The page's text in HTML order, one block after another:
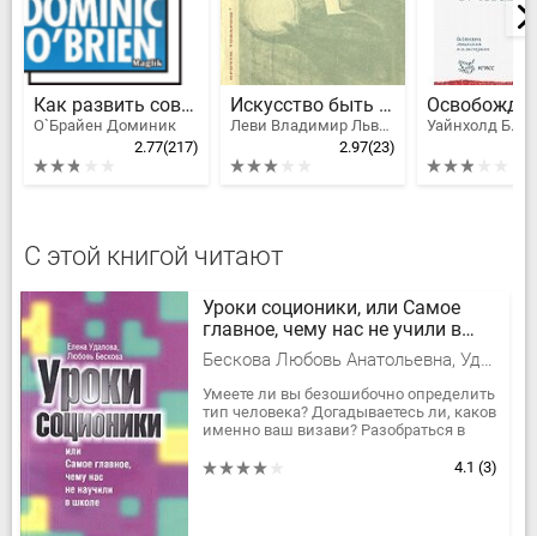
Как развить совершенную память
О`Брайен Доминик
2.77(217)
Искусство быть собой
Леви Владимир Львович
2.97(23)
С этой книгой читают
Уроки соционики, или Самое
главное, чему нас не учили в
школе
Бескова Любовь Анатольевна, Удалова Елена Андреевна
Умеете ли вы безошибочно определить
тип человека? Догадываетесь ли, каков
именно ваш визави? Разобраться в
научиться применять ее на...
4.1 (3)